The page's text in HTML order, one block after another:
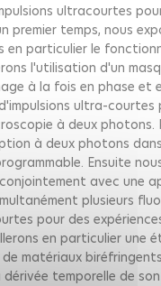
ultracourtes
temps, nous
en particulier le
l'utilisation d'un
à la fois en phase et
ultra-
à deux photons.
à deux photons
Ensuite
avec une
plusieurs
pour des
en particulier une
matériaux
temporelle de